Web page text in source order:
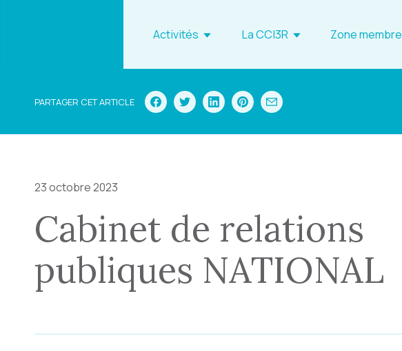
Activités La CCI3R Zone membre
PARTAGER CET ARTICLE
23 octobre 2023
Cabinet de relations
publiques NATIONAL